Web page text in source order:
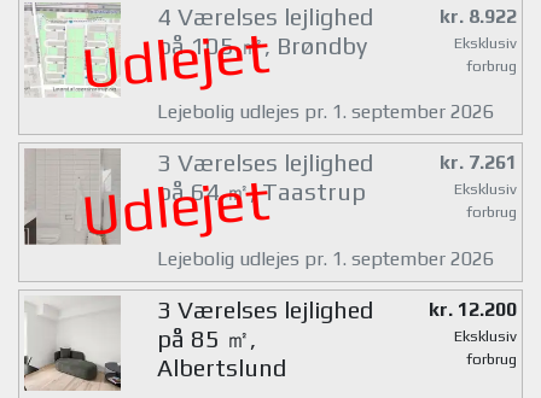
Udlejet
4 Værelses lejlighed
på 105 ㎡, Brøndby
kr. 8.922
Eksklusiv
forbrug
Lejebolig udlejes pr. 1. september 2026
Udlejet
3 Værelses lejlighed
på 64 ㎡, Taastrup
kr. 7.261
Eksklusiv
forbrug
Lejebolig udlejes pr. 1. september 2026
3 Værelses lejlighed
på 85 ㎡,
Albertslund
kr. 12.200
Eksklusiv
forbrug